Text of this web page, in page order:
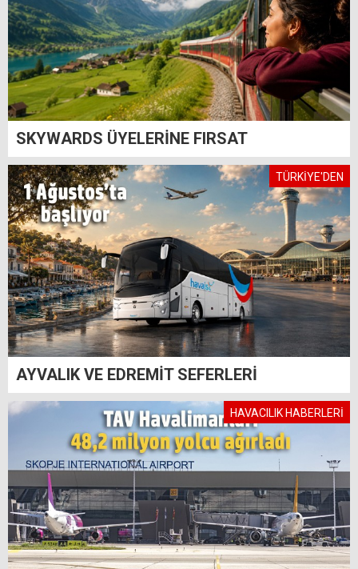
SKYWARDS ÜYELERİNE FIRSAT
TÜRKİYE'DEN
AYVALIK VE EDREMİT SEFERLERİ
HAVACILIK HABERLERİ